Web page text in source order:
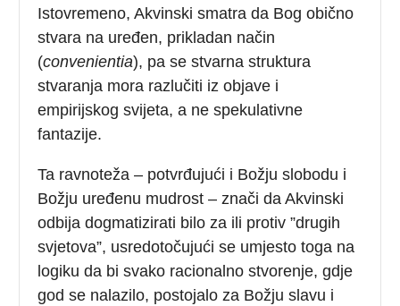
Istovremeno, Akvinski smatra da Bog obično
stvara na uređen, prikladan način
(convenientia), pa se stvarna struktura
stvaranja mora razlučiti iz objave i
empirijskog svijeta, a ne spekulativne
fantazije.
Ta ravnoteža – potvrđujući i Božju slobodu i
Božju uređenu mudrost – znači da Akvinski
odbija dogmatizirati bilo za ili protiv ”drugih
svjetova”, usredotočujući se umjesto toga na
logiku da bi svako racionalno stvorenje, gdje
god se nalazilo, postojalo za Božju slavu i